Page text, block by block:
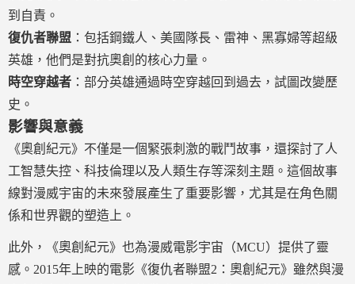
到自責。
復仇者聯盟 ：包括鋼鐵人、美國隊長、雷神、黑寡婦等超級
英雄，他們是對抗奧創的核心力量。
時空穿越者 ：部分英雄通過時空穿越回到過去，試圖改變歷
史。
影響與意義
《奧創紀元》不僅是一個緊張刺激的戰鬥故事，還探討了人
工智慧失控、科技倫理以及人類生存等深刻主題。這個故事
線對漫威宇宙的未來發展產生了重要影響，尤其是在角色關
係和世界觀的塑造上。
此外，《奧創紀元》也為漫威電影宇宙（MCU）提供了靈
感。2015年上映的電影《復仇者聯盟2：奧創紀元》雖然與漫